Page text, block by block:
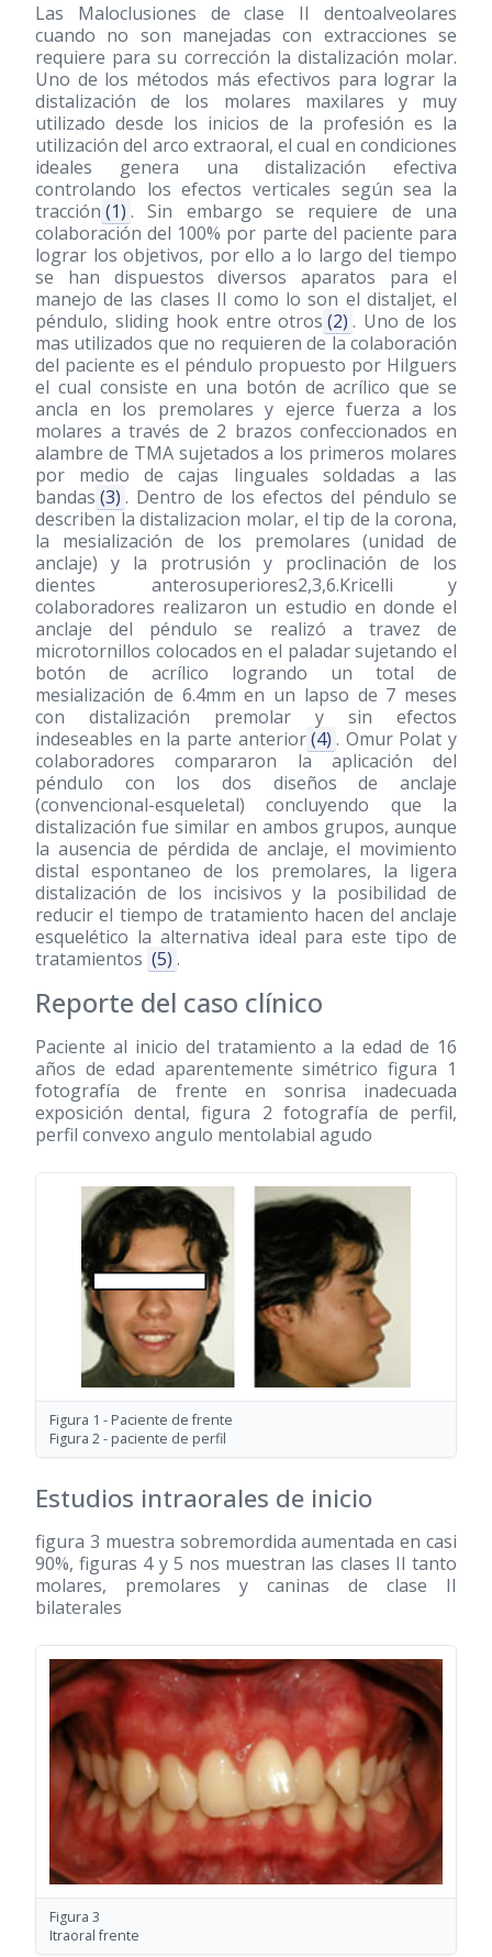
Las Maloclusiones de clase II dentoalveolares
cuando no son manejadas con extracciones se
requiere para su corrección la distalización molar.
Uno de los métodos más efectivos para lograr la
distalización de los molares maxilares y muy
utilizado desde los inicios de la profesión es la
utilización del arco extraoral, el cual en condiciones
ideales genera una distalización efectiva
controlando los efectos verticales según sea la
tracción (1) . Sin embargo se requiere de una
colaboración del 100% por parte del paciente para
lograr los objetivos, por ello a lo largo del tiempo
se han dispuestos diversos aparatos para el
manejo de las clases II como lo son el distaljet, el
péndulo, sliding hook entre otros (2) . Uno de los
mas utilizados que no requieren de la colaboración
del paciente es el péndulo propuesto por Hilguers
el cual consiste en una botón de acrílico que se
ancla en los premolares y ejerce fuerza a los
molares a través de 2 brazos confeccionados en
alambre de TMA sujetados a los primeros molares
por medio de cajas linguales soldadas a las
bandas (3) . Dentro de los efectos del péndulo se
describen la distalizacion molar, el tip de la corona,
la mesialización de los premolares (unidad de
anclaje) y la protrusión y proclinación de los
dientes anterosuperiores2,3,6.Kricelli y
colaboradores realizaron un estudio en donde el
anclaje del péndulo se realizó a travez de
microtornillos colocados en el paladar sujetando el
botón de acrílico logrando un total de
mesialización de 6.4mm en un lapso de 7 meses
con distalización premolar y sin efectos
indeseables en la parte anterior(4) . Omur Polat y
colaboradores compararon la aplicación del
péndulo con los dos diseños de anclaje
(convencional-esqueletal) concluyendo que la
distalización fue similar en ambos grupos, aunque
la ausencia de pérdida de anclaje, el movimiento
distal espontaneo de los premolares, la ligera
distalización de los incisivos y la posibilidad de
reducir el tiempo de tratamiento hacen del anclaje
esquelético la alternativa ideal para este tipo de
tratamientos (5) .
Reporte del caso clínico
Paciente al inicio del tratamiento a la edad de 16
años de edad aparentemente simétrico figura 1
fotografía de frente en sonrisa inadecuada
exposición dental, figura 2 fotografía de perfil,
perfil convexo angulo mentolabial agudo
Figura 1 - Paciente de frente
Figura 2 - paciente de perfil
Estudios intraorales de inicio
figura 3 muestra sobremordida aumentada en casi
90%, figuras 4 y 5 nos muestran las clases II tanto
molares, premolares y caninas de clase II
bilaterales
Figura 3
Itraoral frente